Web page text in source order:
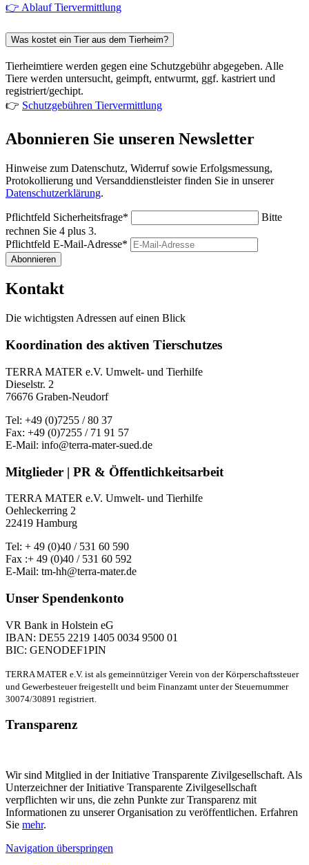
👉 Ablauf Tiervermittlung
Was kostet ein Tier aus dem Tierheim?
Tierheimtiere werden gegen eine Schutzgebühr abgegeben. Alle
Tiere werden untersucht, geimpft, entwurmt, ggf. kastriert und
registriert/gechipt.
👉 Schutzgebühren Tiervermittlung
Abonnieren Sie unseren Newsletter
Hinweise zum Datenschutz, Widerruf sowie Erfolgsmessung,
Protokollierung und Versanddienstleister finden Sie in unserer
Datenschutzerklärung.
Pflichtfeld Sicherheitsfrage*
Bitte
rechnen Sie 4 plus 3.
Pflichtfeld E-Mail-Adresse*
Abonnieren
Kontakt
Die wichtigsten Adressen auf einen Blick
Koordination des aktiven Tierschutzes
TERRA MATER e.V. Umwelt- und Tierhilfe
Dieselstr. 2
76676 Graben-Neudorf
Tel: +49 (0)7255 / 80 37
Fax: +49 (0)7255 / 71 91 57
E-Mail: info@terra-mater-sued.de
Mitglieder | PR & Öffentlichkeitsarbeit
TERRA MATER e.V. Umwelt- und Tierhilfe
Oehleckerring 2
22419 Hamburg
Tel: + 49 (0)40 / 531 60 590
Fax :+ 49 (0)40 / 531 60 592
E-Mail: tm-hh@terra-mater.de
Unser Spendenkonto
VR Bank in Holstein eG
IBAN: DE55 2219 1405 0034 9500 01
BIC: GENODEF1PIN
TERRA MATER e.V. ist als gemeinnütziger Verein von der Körperschaftssteuer
und Gewerbesteuer freigestellt und beim Finanzamt unter der Steuernummer
30074/30891 registriert.
Transparenz
Wir sind Mitglied in der Initiative Transparente Zivilgesellschaft. Als
Unterzeichner der Initiative Transparente Zivilgesellschaft
verpflichten wir uns, die zehn Punkte zur Transparenz mit
Informationen zu unserer Organisation zu veröffentlichen. Erfahren
Sie mehr.
Navigation überspringen